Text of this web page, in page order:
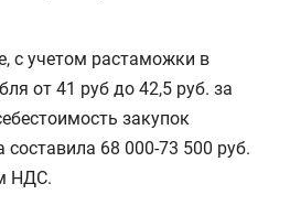
с учетом растаможки в
от 41 руб до 42,5 руб. за
закупок
составила 68 000-73 500 руб.
НДС.